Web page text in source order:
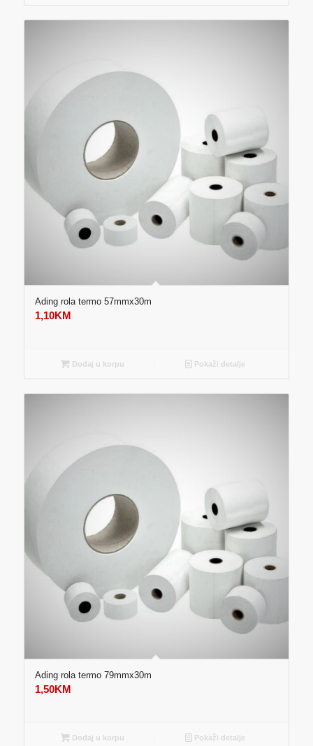
Ading rola termo 57mmx30m
1,10KM
Dodaj u korpu Pokaži detalje
Ading rola termo 79mmx30m
1,50KM
Dodaj u korpu Pokaži detalje